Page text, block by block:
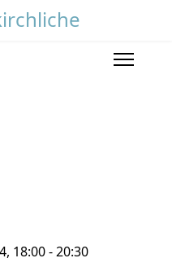
18:00 - 20:30